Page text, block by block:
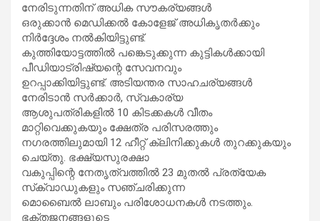
നേരിടുന്നതിന് അധിക സൗകര്യങ്ങൾ
ഒരുക്കാൻ മെഡിക്കൽ കോളേജ് അധികൃതർക്കും
നിർദ്ദേശം നൽകിയിട്ടുണ്ട്.
കുത്തിയോട്ടത്തിൽ പങ്കെടുക്കുന്ന കുട്ടികൾക്കായി
പീഡിയാട്രിഷ്യന്റെ സേവനവും
ഉറപ്പാക്കിയിട്ടുണ്ട്. അടിയന്തര സാഹചര്യങ്ങൾ
നേരിടാൻ സർക്കാർ, സ്വകാര്യ
ആശുപത്രികളിൽ 10 കിടക്കകൾ വീതം
മാറ്റിവെക്കുകയും ക്ഷേത്ര പരിസരത്തും
നഗരത്തിലുമായി 12 ഹീറ്റ് ക്ലിനിക്കുകൾ തുറക്കുകയും
ചെയ്തു. ഭക്ഷ്യസുരക്ഷാ
വകുപ്പിന്റെ നേതൃത്വത്തിൽ 23 മുതൽ പ്രത്യേക
സ്‌ക്വാഡുകളും സഞ്ചരിക്കുന്ന
മൊബൈൽ ലാബും പരിശോധനകൾ നടത്തും.
ഭക്തജനങ്ങളുടെ